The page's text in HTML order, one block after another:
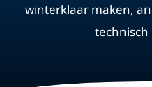
winterklaar maken,